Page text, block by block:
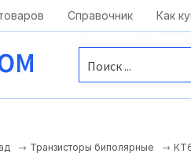
д.1 офис 1Справочник Как
Транзисторы биполярные